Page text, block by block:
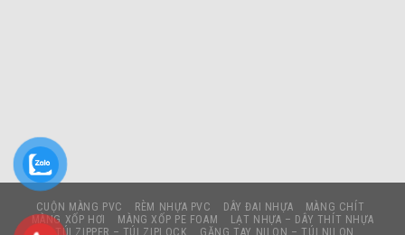
CUỘN MÀNG PVC RÈM NHỰA PVC DÂY ĐAI NHỰA
MÀNG CHÍT
MÀNG XỐP HƠI
MÀNG XỐP PE FOAM
LẠT NHỰA – DÂY THÍT NHỰA
TÚI ZIPPER – TÚI ZIPLOCK
GĂNG TAY NILON – TÚI NILON